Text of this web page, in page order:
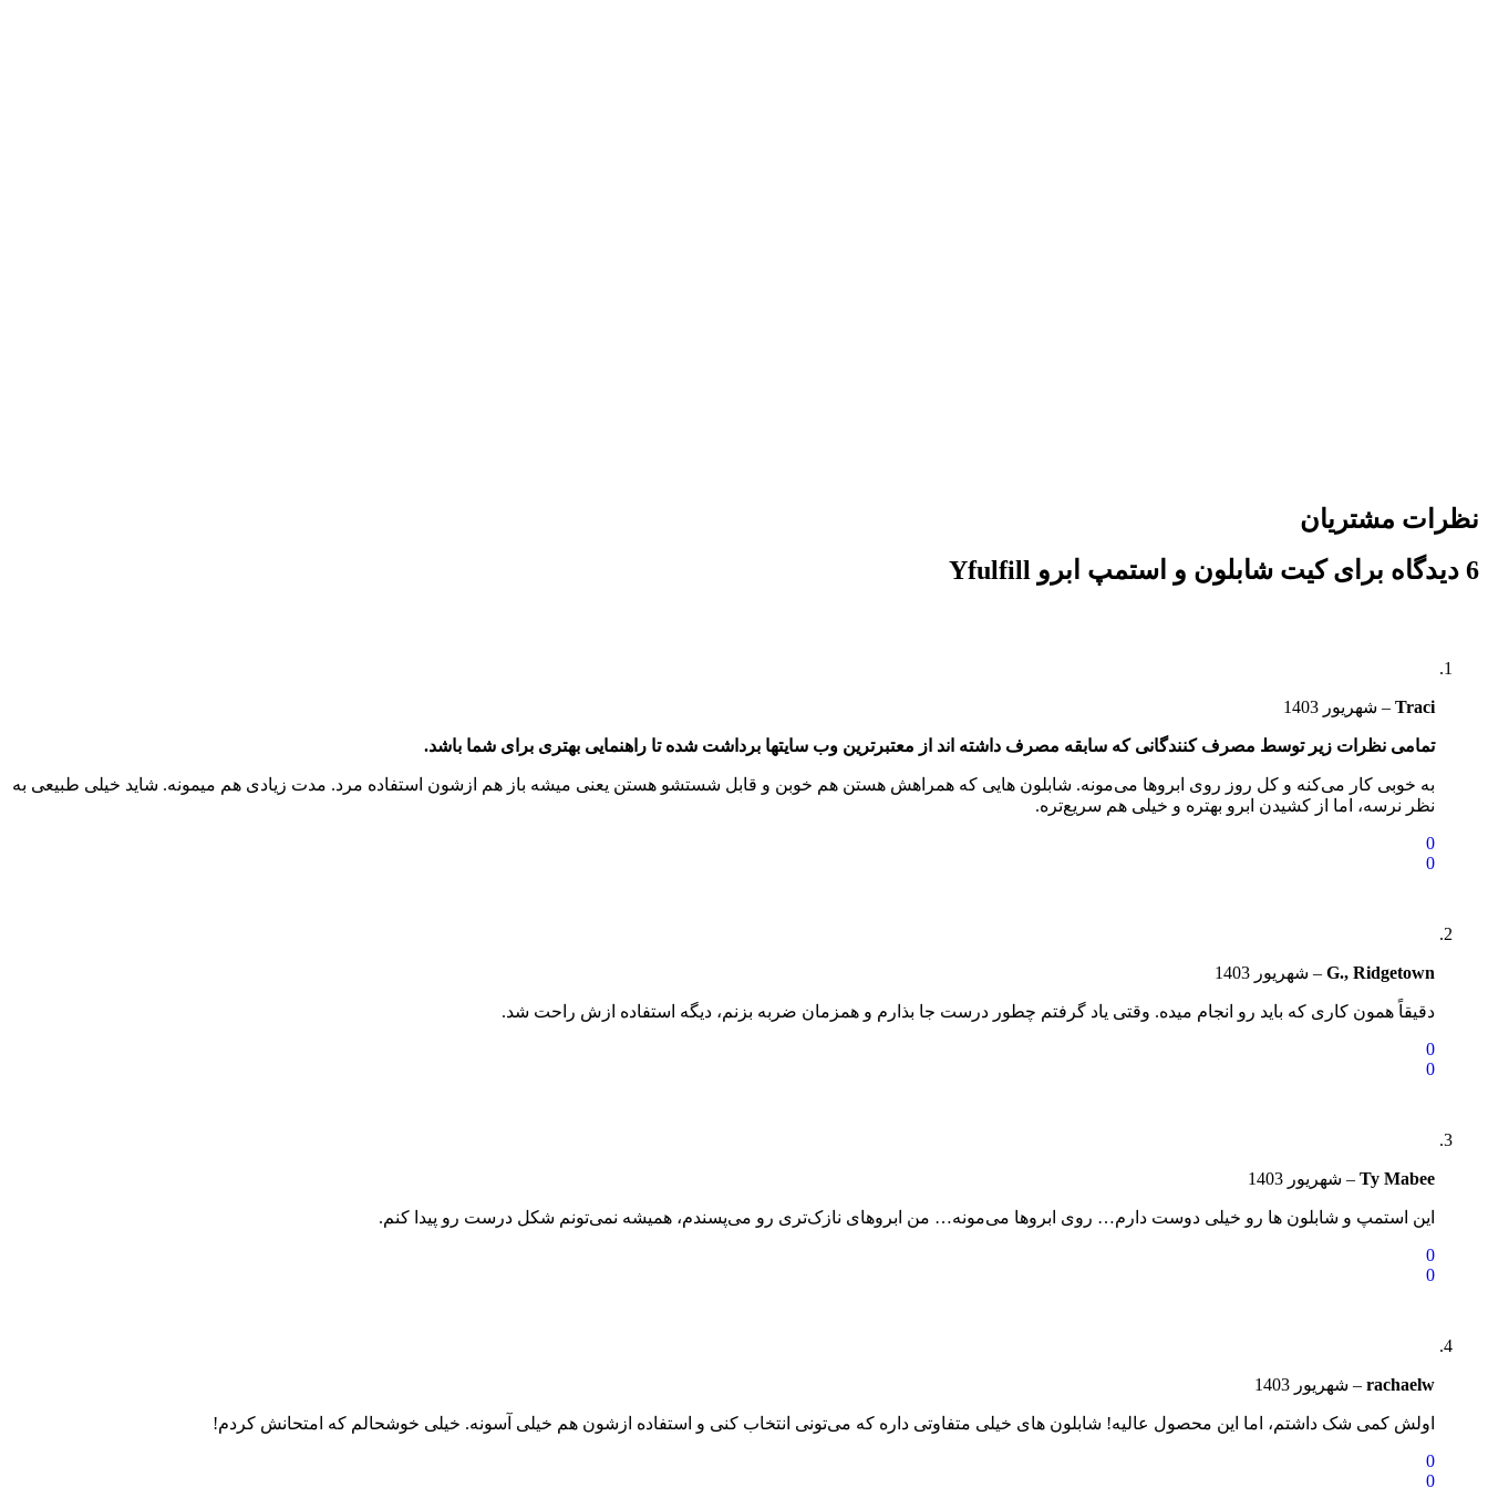
نظرات مشتریان
6 دیدگاه برای
کیت شابلون و استمپ ابرو Yfulfill
Traci
– شهریور 1403
تمامی نظرات زیر توسط مصرف کنندگانی که سابقه مصرف داشته اند از معتبرترین وب سایتها برداشت شده تا راهنمایی بهتری برای شما باشد.
به خوبی کار می‌کنه و کل روز روی ابروها می‌مونه. شابلون هایی که همراهش هستن هم خوبن و قابل شستشو هستن یعنی میشه باز هم ازشون استفاده مرد. مدت زیادی هم میمونه. شاید خیلی طبیعی به
نظر نرسه، اما از کشیدن ابرو بهتره و خیلی هم سریع‌تره.
0
0
G., Ridgetown
– شهریور 1403
دقیقاً همون کاری که باید رو انجام میده. وقتی یاد گرفتم چطور درست جا بذارم و همزمان ضربه بزنم، دیگه استفاده ازش راحت شد.
0
0
Ty Mabee
– شهریور 1403
این استمپ و شابلون ها رو خیلی دوست دارم… روی ابروها می‌مونه… من ابروهای نازک‌تری رو می‌پسندم، همیشه نمی‌تونم شکل درست رو پیدا کنم.
0
0
rachaelw
– شهریور 1403
اولش کمی شک داشتم، اما این محصول عالیه! شابلون های خیلی متفاوتی داره که می‌تونی انتخاب کنی و استفاده ازشون هم خیلی آسونه. خیلی خوشحالم که امتحانش کردم!
0
0